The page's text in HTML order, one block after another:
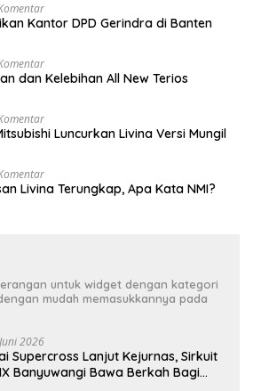
Kantor DPD Gerindra di Banten
dan Kelebihan All New Terios
Luncurkan Livina Versi Mungil
Livina Terungkap, Apa Kata NMI?
untuk widget dengan kategori
mudah memasukkannya pada
2026
Supercross Lanjut Kejurnas, Sirkuit
Banyuwangi Bawa Berkah Bagi